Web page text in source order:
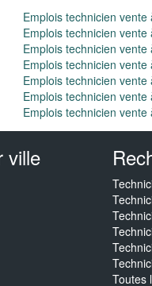
Emplois technicien
Emplois technicien vente
Emplois technicien
Emplois technicien vente
Emplois technicien vente
Emplois technicien vente
Emplois technicien
ville
Toutes